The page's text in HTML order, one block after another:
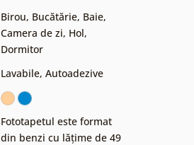
Birou, Bucătărie, Baie,
Camera de zi, Hol,
Dormitor
Lavabile, Autoadezive
Fototapetul este format
din benzi cu lățime de 49